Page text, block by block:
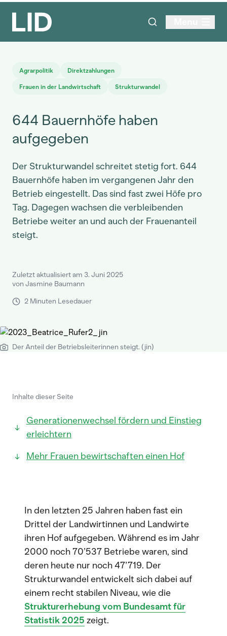
Agrarpolitik Direktzahlungen
Frauen in der Landwirtschaft Strukturwandel
644 Bauernhöfe haben
aufgegeben
Der Strukturwandel schreitet stetig fort. 644
Bauernhöfe haben im vergangenen Jahr den
Betrieb eingestellt. Das sind fast zwei Höfe pro
Tag. Dagegen wachsen die verbleibenden
Betriebe weiter an und auch der Frauenanteil
steigt.
Zuletzt aktualisiert am 3. Juni 2025
von Jasmine Baumann
2 Minuten Lesedauer
Der Anteil der Betriebsleiterinnen steigt. (jin)
Inhalte dieser Seite
Generationenwechsel fördern und Einstieg
erleichtern
Mehr Frauen bewirtschaften einen Hof
In den letzten 25 Jahren haben fast ein
Drittel der Landwirtinnen und Landwirte
ihren Hof aufgegeben. Während es im Jahr
2000 noch 70’537 Betriebe waren, sind
deren heute nur noch 47’719. Der
Strukturwandel entwickelt sich dabei auf
einem recht stabilen Niveau, wie die
Strukturerhebung vom Bundesamt für
Statistik 2025 zeigt.